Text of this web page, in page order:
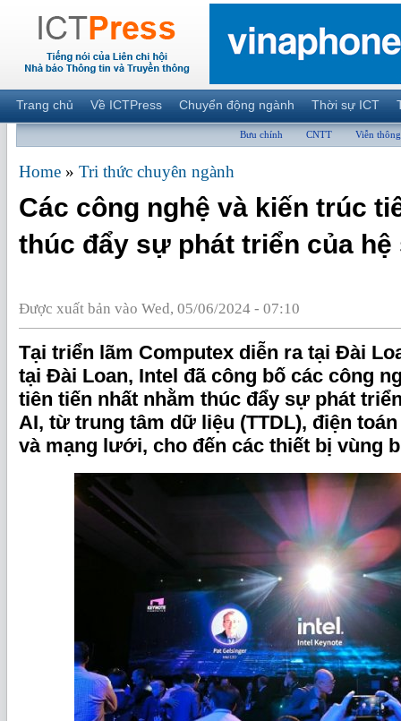
Trang chủ Về ICTPress Chuyển động ngành Thời sự ICT
Bưu chính CNTT Viễn thông
Home » Tri thức chuyên ngành
Các công nghệ và kiến trúc
thúc đẩy sự phát triển của hệ
Được xuất bản vào Wed, 05/06/2024 - 07:10
Tại triển lãm Computex diễn ra tại Đài
tại Đài Loan, Intel đã công bố các công
tiên tiến nhất nhằm thúc đẩy sự phát
AI, từ trung tâm dữ liệu (TTDL), điện
và mạng lưới, cho đến các thiết bị vùng